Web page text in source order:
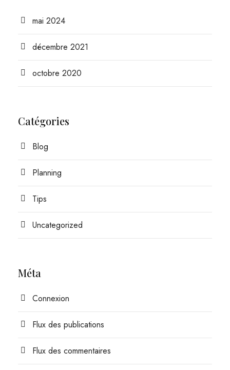
mai 2024
décembre 2021
octobre 2020
Catégories
Blog
Planning
Tips
Uncategorized
Méta
Connexion
Flux des publications
Flux des commentaires